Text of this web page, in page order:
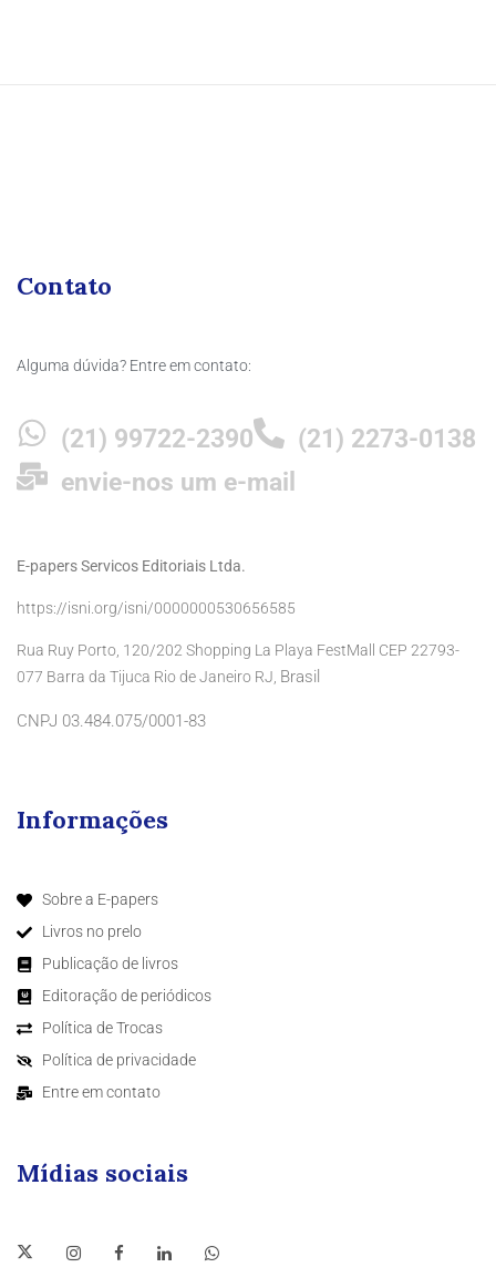
Contato
Alguma dúvida? Entre em contato:
(21) 99722-2390
(21) 2273-0138
envie-nos um e-mail
E-papers Servicos Editoriais Ltda.
https://isni.org/isni/0000000530656585
Rua Ruy Porto, 120/202 Shopping La Playa FestMall CEP 22793-
077 Barra da Tijuca Rio de Janeiro RJ, Brasil
CNPJ 03.484.075/0001-83
Informações
Sobre a E-papers
Livros no prelo
Publicação de livros
Editoração de periódicos
Política de Trocas
Política de privacidade
Entre em contato
Mídias sociais